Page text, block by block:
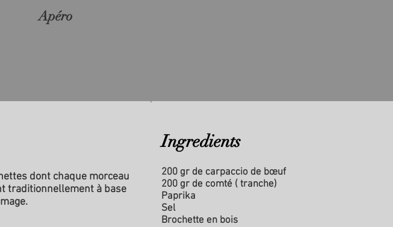
Apéro
dont chaque morceau
traditionnellement à base
Ingredients
200 gr de carpaccio de bœuf
200 gr de comté ( tranche)
Paprika
Sel
Brochette en bois